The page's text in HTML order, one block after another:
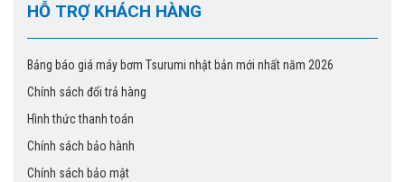
HỖ TRỢ KHÁCH HÀNG
Bảng báo giá máy bơm Tsurumi nhật bản mới nhất năm 2026
Chính sách đổi trả hàng
Hình thức thanh toán
Chính sách bảo hành
Chính sách bảo mật